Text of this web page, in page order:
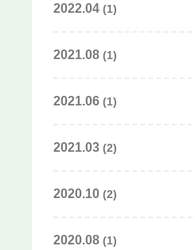
2022.04(1)
2021.08(1)
2021.06(1)
2021.03(2)
2020.10(2)
2020.08(1)